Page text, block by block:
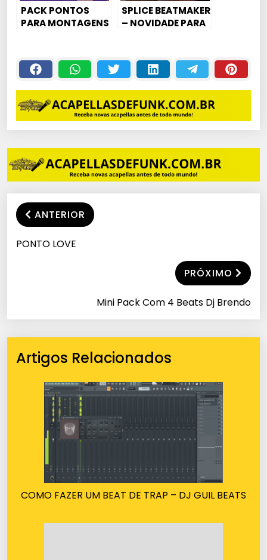
PACK PONTOS
PARA MONTAGENS
SPLICE BEATMAKER
– NOVIDADE PARA
ANTERIOR
PONTO LOVE
PRÓXIMO
Mini Pack Com 4 Beats Dj Brendo
Artigos Relacionados
COMO FAZER UM BEAT DE TRAP – DJ GUIL BEATS